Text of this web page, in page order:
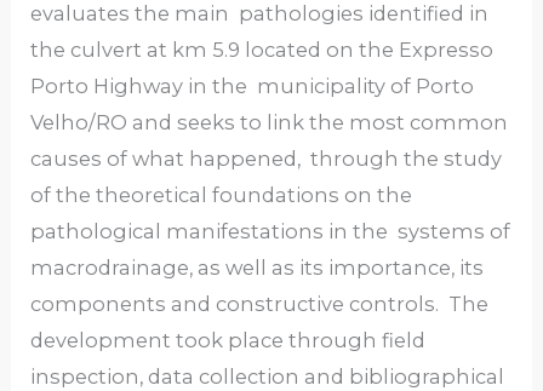
evaluates the main pathologies identified in
the culvert at km 5.9 located on the Expresso
Porto Highway in the municipality of Porto
Velho/RO and seeks to link the most common
causes of what happened, through the study
of the theoretical foundations on the
pathological manifestations in the systems of
macrodrainage, as well as its importance, its
components and constructive controls. The
development took place through field
inspection, data collection and bibliographical